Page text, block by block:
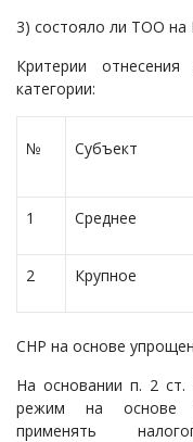
Судопроизводство
3) состояло ли ТОО на
Критерии отнесения
категории:
№ Субъект
1 Среднее
2 Крупное
СНР на основе
На основании п. 2
режим на основе
применять